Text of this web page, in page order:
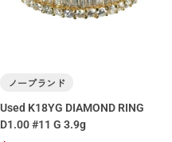
ノーブランド
Used K18YG DIAMOND RING
D1.00 #11 G 3.9g